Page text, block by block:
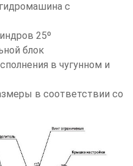
с
25º
блок
в чугунном и
в соответствии со